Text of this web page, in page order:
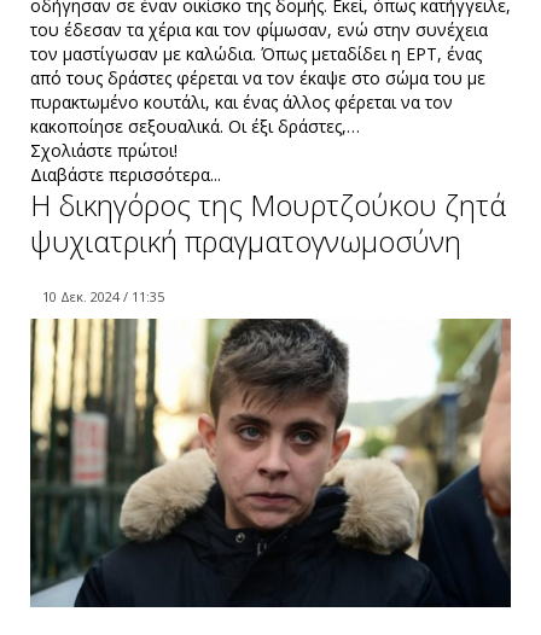
οδήγησαν σε έναν οικίσκο της δομής. Εκεί, όπως κατήγγειλε,
του έδεσαν τα χέρια και τον φίμωσαν, ενώ στην συνέχεια
τον μαστίγωσαν με καλώδια. Όπως μεταδίδει η ΕΡΤ, ένας
από τους δράστες φέρεται να τον έκαψε στο σώμα του με
πυρακτωμένο κουτάλι, και ένας άλλος φέρεται να τον
κακοποίησε σεξουαλικά. Οι έξι δράστες,…
Σχολιάστε πρώτοι!
Διαβάστε περισσότερα...
Η δικηγόρος της Μουρτζούκου ζητά
ψυχιατρική πραγματογνωμοσύνη
10 Δεκ. 2024 / 11:35